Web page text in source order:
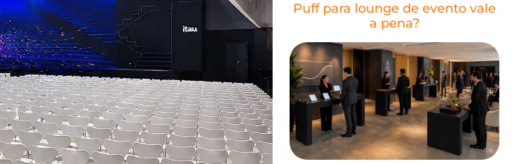
Puff para lounge de evento vale
a pena?